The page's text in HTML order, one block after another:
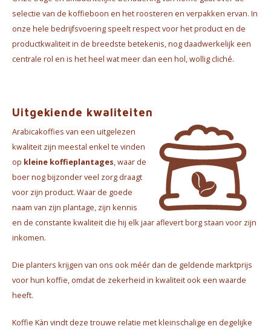
Waterkokers
Ontbijt en Lunch
selectie van de koffieboon en het roosteren en verpakken ervan. In
onze hele bedrijfsvoering speelt respect voor het product en de
productkwaliteit in de breedste betekenis, nog daadwerkelijk een
centrale rol en is het heel wat meer dan een hol, wollig cliché.
Uitgekiende kwaliteiten
Arabicakoffies van een uitgelezen
kwaliteit zijn meestal enkel te vinden
op kleine koffieplantages,waar de
boer nog bijzonder veel zorg draagt
voor zijn product. Waar de goede
naam van zijn plantage, zijn kennis
en de constante kwaliteit die hij elk jaar aflevert borg staan voor zijn
inkomen.
Die planters krijgen van ons ook méér dan de geldende marktprijs
voor hun koffie, omdat de zekerheid in kwaliteit ook een waarde
heeft.
Koffie Kàn vindt deze trouwe relatie met kleinschalige en degelijke